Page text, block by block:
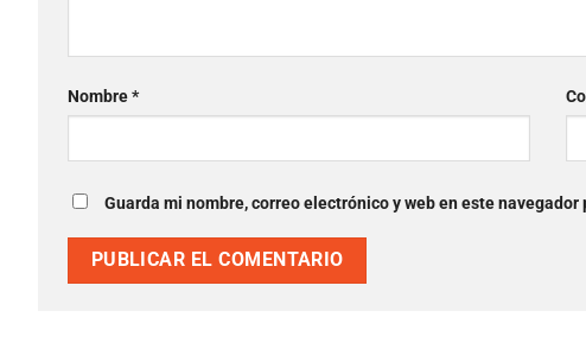
Nombre*
Guarda mi nombre, correo electrónico y web en este